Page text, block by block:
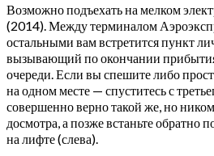
Возможно подъехать на мелком
(2014). Между терминалом
остальными вам встретится пункт
вызывающий по окончании
очереди. Если вы спешите либо
на одном месте — спуститесь с
совершенно верно такой же, но
досмотра, а позже встаньте обратно
на лифте (слева).